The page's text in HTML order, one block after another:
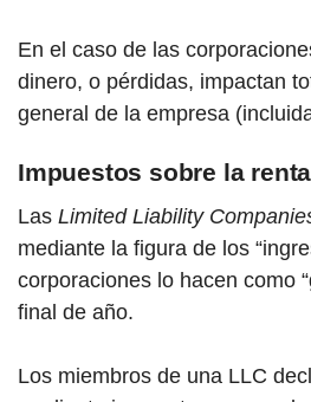
En el caso de las
dinero, o pérdidas, impactan
general de la empresa
Impuestos sobre la
Las Limited Liability
mediante la figura de los
corporaciones lo hacen como
final de año.
Los miembros de una LLC